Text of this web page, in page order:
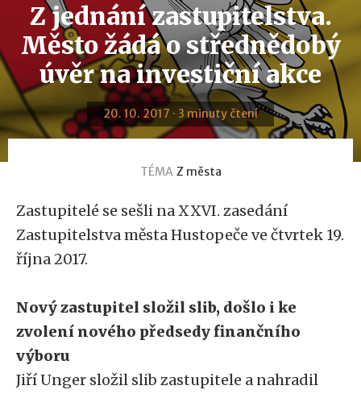
Z jednání zastupitelstva.
Město žádá o střednědobý
úvěr na investiční akce
20. 10. 2017 · 3 minuty čtení
TÉMA Z města
Zastupitelé se sešli na XXVI. zasedání
Zastupitelstva města Hustopeče ve čtvrtek 19.
října 2017.
Nový zastupitel složil slib, došlo i ke
zvolení nového předsedy finančního
výboru
Jiří Unger složil slib zastupitele a nahradil